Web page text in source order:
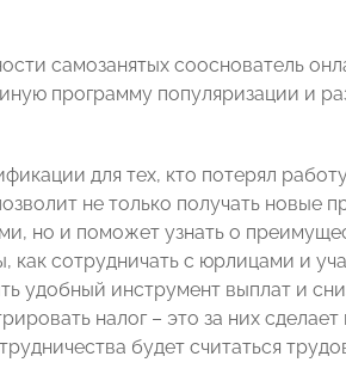
самозанятых сооснователь
программу популяризации и
для тех, кто потерял
не только получать новые
но и поможет узнать о
как сотрудничать с юрлицами и
удобный инструмент выплат и
налог – это за них
будет считаться